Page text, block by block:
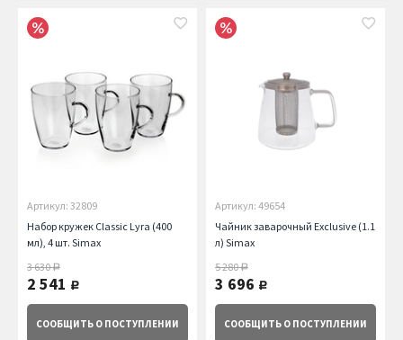
Артикул: 32809
Набор кружек Classic Lyra (400
мл), 4 шт. Simax
3 630руб.
2 541 руб.
СООБЩИТЬ О ПОСТУПЛЕНИИ
Артикул: 49654
Чайник заварочный Exclusive (1.1
л) Simax
5 280руб.
3 696 руб.
СООБЩИТЬ О ПОСТУПЛЕНИИ